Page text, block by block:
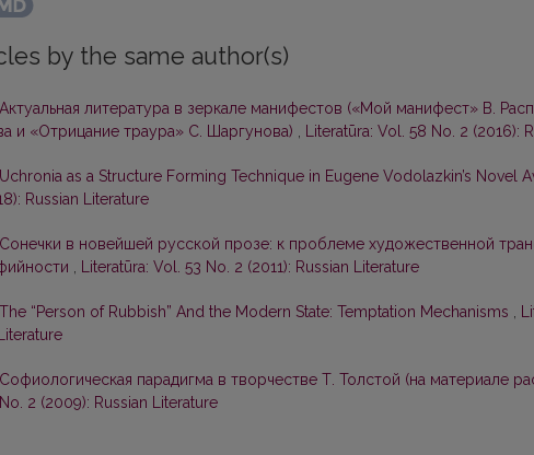
by the same author(s)
Актуальная литература в зеркале манифестов («Мой манифест» В.
и «Отрицание траура» С. Шаргунова) , Literatūra: Vol. 58 No. 2 (2016):
Uchronia as a Structure Forming Technique in Eugene Vodolazkin’s Novel
Russian Literature
Сонечки в новейшей русской прозе: к проблеме художественной
, Literatūra: Vol. 53 No. 2 (2011): Russian Literature
The “Person of Rubbish” And the Modern State: Temptation Mechanisms ,
Софиологическая парадигма в творчестве Т. Толстой (на материале
2 (2009): Russian Literature